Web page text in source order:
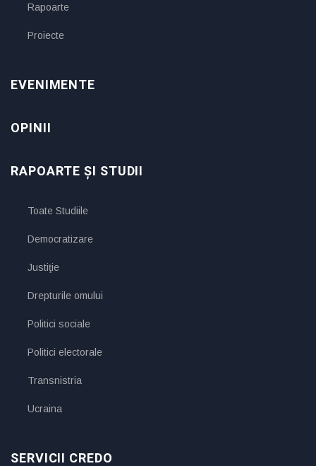
Rapoarte
Proiecte
EVENIMENTE
OPINII
RAPOARTE ȘI STUDII
Toate Studiile
Democratizare
Justiţie
Drepturile omului
Politici sociale
Politici electorale
Transnistria
Ucraina
SERVICII CREDO